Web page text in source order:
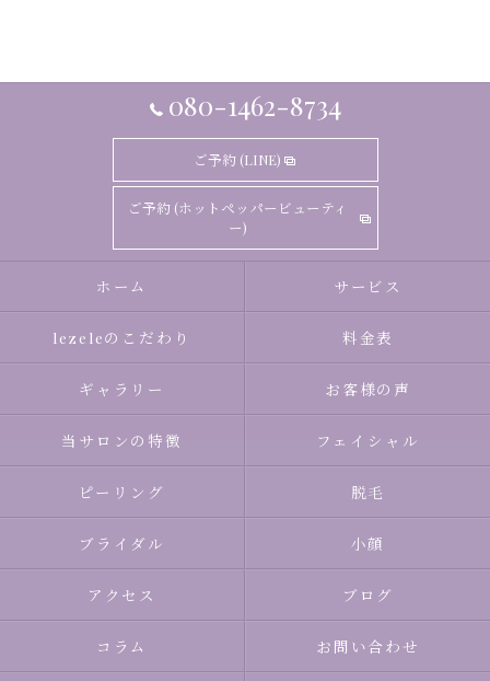
080-1462-8734
ご予約 (LINE)
ご予約 (ホットペッパービューティ
ー)
ホーム サービス
lezeleのこだわり 料金表
ギャラリー お客様の声
当サロンの特徴 フェイシャル
ピーリング 脱毛
ブライダル 小顔
アクセス ブログ
コラム お問い合わせ